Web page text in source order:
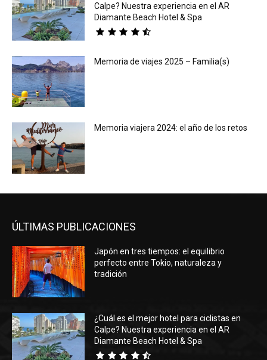
Calpe? Nuestra experiencia en el AR
Diamante Beach Hotel & Spa
Memoria de viajes 2025 – Familia(s)
Memoria viajera 2024: el año de los retos
ÚLTIMAS PUBLICACIONES
Japón en tres tiempos: el equilibrio
perfecto entre Tokio, naturaleza y
tradición
¿Cuál es el mejor hotel para ciclistas en
Calpe? Nuestra experiencia en el AR
Diamante Beach Hotel & Spa